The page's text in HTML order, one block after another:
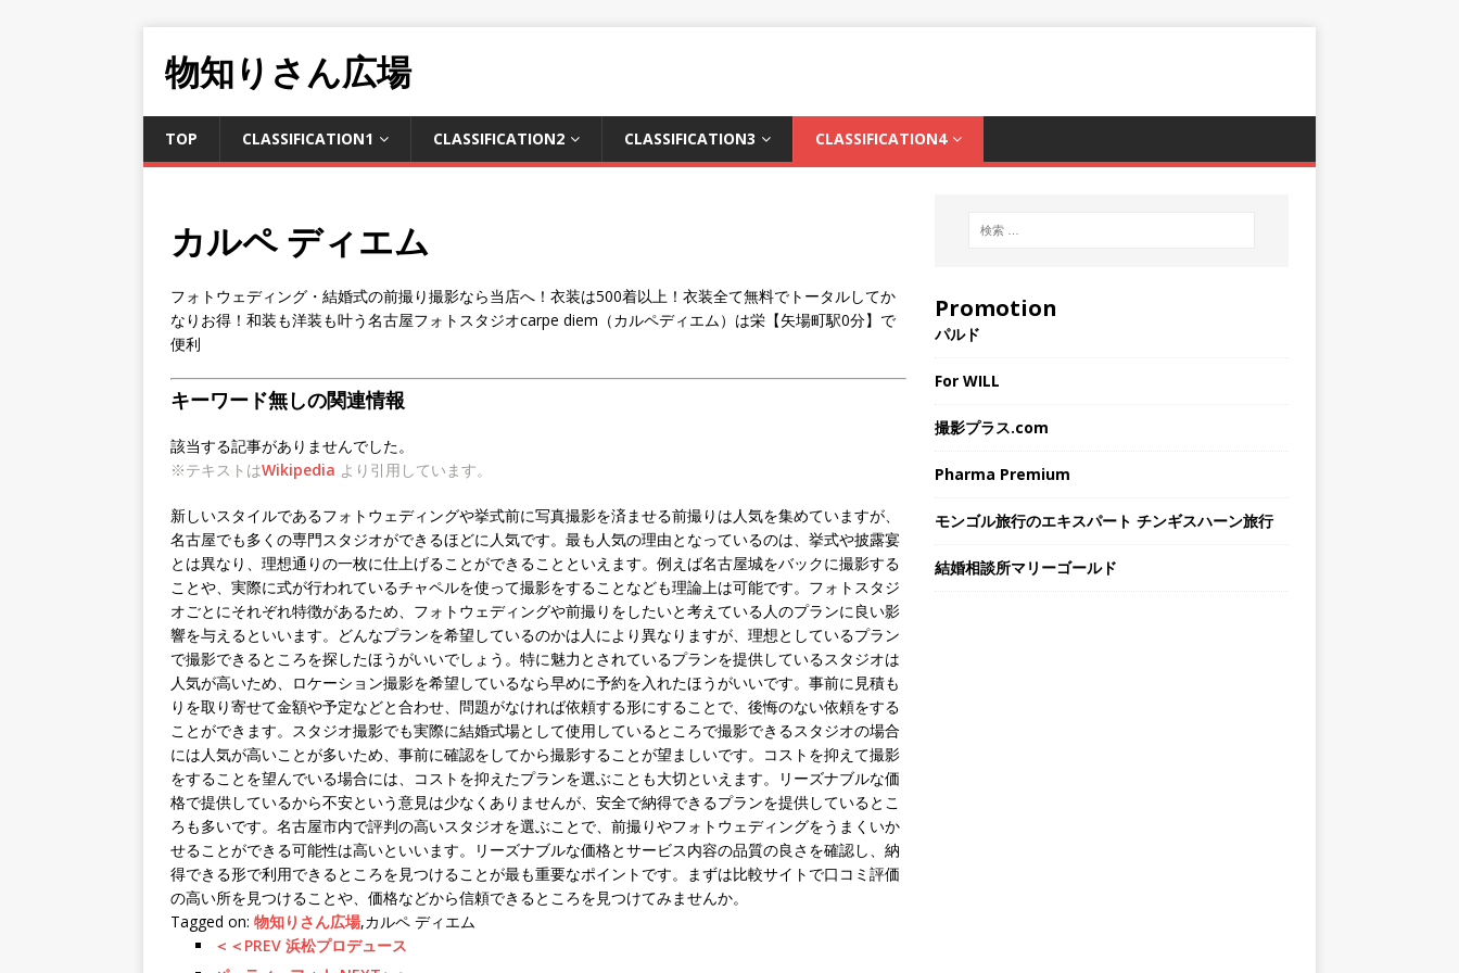
物知りさん広場
TOP CLASSIFICATION1 CLASSIFICATION2 CLASSIFICATION3 CLASSIFICATION4
カルペ ディエム
フォトウェディング・結婚式の前撮り撮影なら当店へ！衣装は500着以上！衣装全て無料でトータルしてか
なりお得！和装も洋装も叶う名古屋フォトスタジオcarpe diem（カルペディエム）は栄【矢場町駅0分】で
便利
キーワード無しの関連情報
該当する記事がありませんでした。
※テキストはWikipedia より引用しています。
新しいスタイルであるフォトウェディングや挙式前に写真撮影を済ませる前撮りは人気を集めていますが、
名古屋でも多くの専門スタジオができるほどに人気です。最も人気の理由となっているのは、挙式や披露宴
とは異なり、理想通りの一枚に仕上げることができることといえます。例えば名古屋城をバックに撮影する
ことや、実際に式が行われているチャペルを使って撮影をすることなども理論上は可能です。フォトスタジ
オごとにそれぞれ特徴があるため、フォトウェディングや前撮りをしたいと考えている人のプランに良い影
響を与えるといいます。どんなプランを希望しているのかは人により異なりますが、理想としているプラン
で撮影できるところを探したほうがいいでしょう。特に魅力とされているプランを提供しているスタジオは
人気が高いため、ロケーション撮影を希望しているなら早めに予約を入れたほうがいいです。事前に見積も
りを取り寄せて金額や予定などと合わせ、問題がなければ依頼する形にすることで、後悔のない依頼をする
ことができます。スタジオ撮影でも実際に結婚式場として使用しているところで撮影できるスタジオの場合
には人気が高いことが多いため、事前に確認をしてから撮影することが望ましいです。コストを抑えて撮影
をすることを望んでいる場合には、コストを抑えたプランを選ぶことも大切といえます。リーズナブルな価
格で提供しているから不安という意見は少なくありませんが、安全で納得できるプランを提供しているとこ
ろも多いです。名古屋市内で評判の高いスタジオを選ぶことで、前撮りやフォトウェディングをうまくいか
せることができる可能性は高いといいます。リーズナブルな価格とサービス内容の品質の良さを確認し、納
得できる形で利用できるところを見つけることが最も重要なポイントです。まずは比較サイトで口コミ評価
の高い所を見つけることや、価格などから信頼できるところを見つけてみませんか。
Tagged on: 物知りさん広場,カルペ ディエム
＜＜PREV 浜松プロデュース
Promotion
パルド
For WILL
撮影プラス.com
Pharma Premium
モンゴル旅行のエキスパート チンギスハーン旅行
結婚相談所マリーゴールド